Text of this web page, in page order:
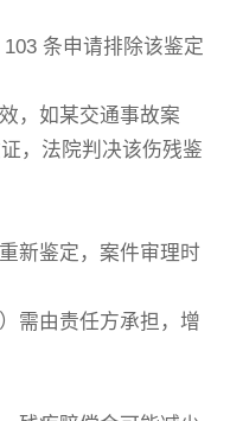
条申请排除该鉴定
，如某交通事故案
，法院判决该伤残鉴
新鉴定，案件审理时
需由责任方承担，增